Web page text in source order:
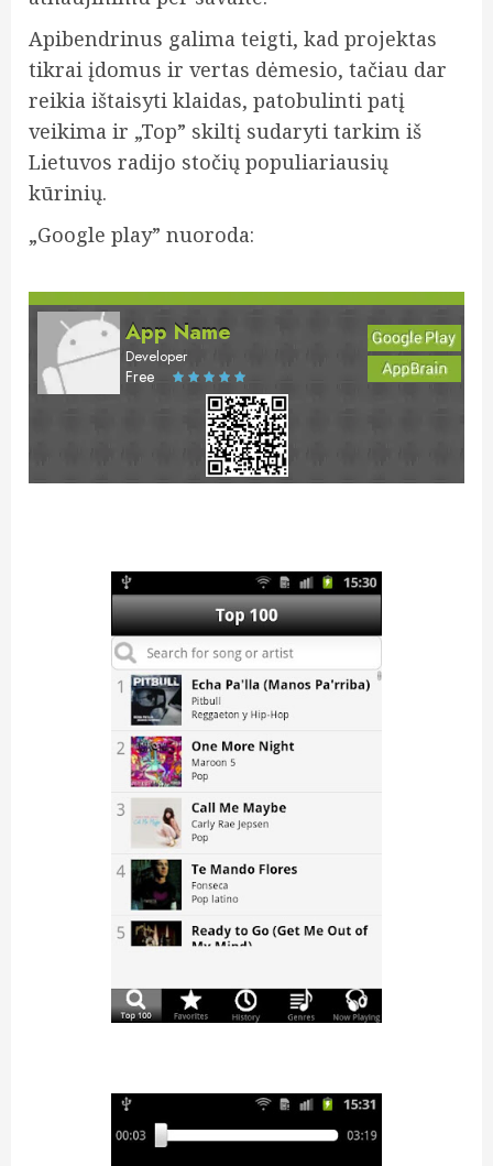
Apibendrinus galima teigti, kad projektas
tikrai įdomus ir vertas dėmesio, tačiau dar
reikia ištaisyti klaidas, patobulinti patį
veikima ir „Top” skiltį sudaryti tarkim iš
Lietuvos radijo stočių populiariausių
kūrinių.
„Google play” nuoroda:
App Name
Developer
Free